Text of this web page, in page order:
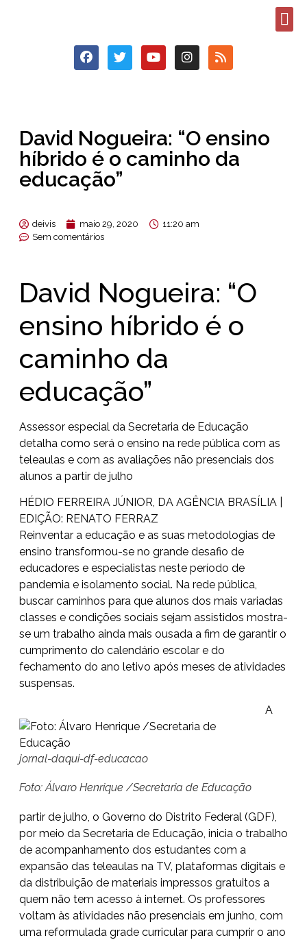
David Nogueira: “O ensino
híbrido é o caminho da
educação”
deivis maio 29, 2020
11:20 am
Sem comentários
David Nogueira: “O
ensino híbrido é o
caminho da
educação”
Assessor especial da Secretaria de Educação
detalha como será o ensino na rede pública com as
teleaulas e com as avaliações não presenciais dos
alunos a partir de julho
HÉDIO FERREIRA JÚNIOR, DA AGÊNCIA BRASÍLIA |
EDIÇÃO: RENATO FERRAZ
Reinventar a educação e as suas metodologias de
ensino transformou-se no grande desafio de
educadores e especialistas neste período de
pandemia e isolamento social. Na rede pública,
buscar caminhos para que alunos dos mais variadas
classes e condições sociais sejam assistidos mostra-
se um trabalho ainda mais ousada a fim de garantir o
cumprimento do calendário escolar e do
fechamento do ano letivo após meses de atividades
suspensas.
jornal-daqui-df-educacao
Foto: Álvaro Henrique /Secretaria de Educação
A
partir de julho, o Governo do Distrito Federal (GDF),
por meio da Secretaria de Educação, inicia o trabalho
de acompanhamento dos estudantes com a
expansão das teleaulas na TV, plataformas digitais e
da distribuição de materiais impressos gratuitos a
quem não tem acesso à internet. Os professores
voltam às atividades não presenciais em junho, com
uma reformulada grade curricular para cumprir o ano